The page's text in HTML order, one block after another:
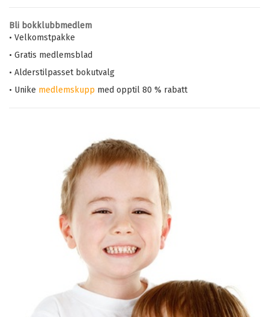
Bli bokklubbmedlem
• Velkomstpakke
• Gratis medlemsblad
• Alderstilpasset bokutvalg
• Unike medlemskupp med opptil 80 % rabatt